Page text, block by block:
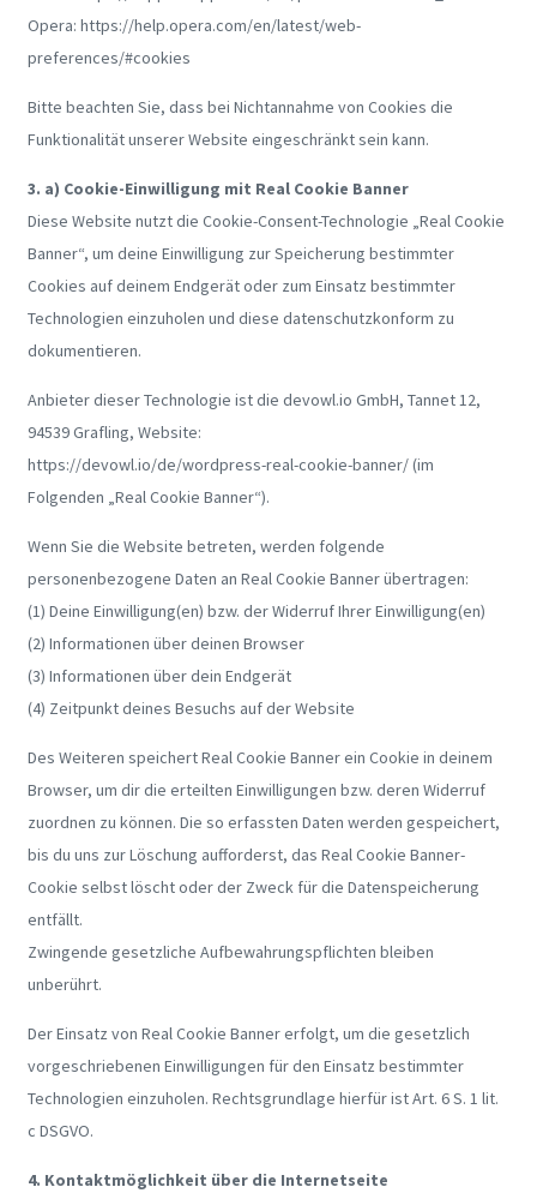
Opera: https://help.opera.com/en/latest/web-
preferences/#cookies
Bitte beachten Sie, dass bei Nichtannahme von Cookies die
Funktionalität unserer Website eingeschränkt sein kann.
3. a) Cookie-Einwilligung mit Real Cookie Banner
Diese Website nutzt die Cookie-Consent-Technologie „Real Cookie
Banner“, um deine Einwilligung zur Speicherung bestimmter
Cookies auf deinem Endgerät oder zum Einsatz bestimmter
Technologien einzuholen und diese datenschutzkonform zu
dokumentieren.
Anbieter dieser Technologie ist die devowl.io GmbH, Tannet 12,
94539 Grafling, Website:
https://devowl.io/de/wordpress-real-cookie-banner/ (im
Folgenden „Real Cookie Banner“).
Wenn Sie die Website betreten, werden folgende
personenbezogene Daten an Real Cookie Banner übertragen:
(1) Deine Einwilligung(en) bzw. der Widerruf Ihrer Einwilligung(en)
(2) Informationen über deinen Browser
(3) Informationen über dein Endgerät
(4) Zeitpunkt deines Besuchs auf der Website
Des Weiteren speichert Real Cookie Banner ein Cookie in deinem
Browser, um dir die erteilten Einwilligungen bzw. deren Widerruf
zuordnen zu können. Die so erfassten Daten werden gespeichert,
bis du uns zur Löschung aufforderst, das Real Cookie Banner-
Cookie selbst löscht oder der Zweck für die Datenspeicherung
entfällt.
Zwingende gesetzliche Aufbewahrungspflichten bleiben
unberührt.
Der Einsatz von Real Cookie Banner erfolgt, um die gesetzlich
vorgeschriebenen Einwilligungen für den Einsatz bestimmter
Technologien einzuholen. Rechtsgrundlage hierfür ist Art. 6 S. 1 lit.
c DSGVO.
4. Kontaktmöglichkeit über die Internetseite